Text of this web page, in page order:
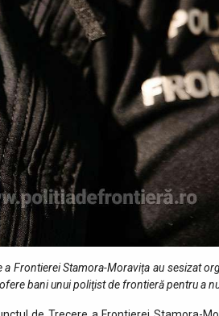
Frontierei Stamora-Moravița au sesizat
bani unui poliţist de frontieră pentru a